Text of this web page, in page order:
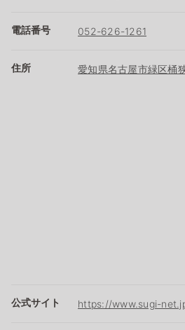
電話番号 052-626-1261
住所 愛知県名古屋市緑区桶
公式サイト https://www.sugi-